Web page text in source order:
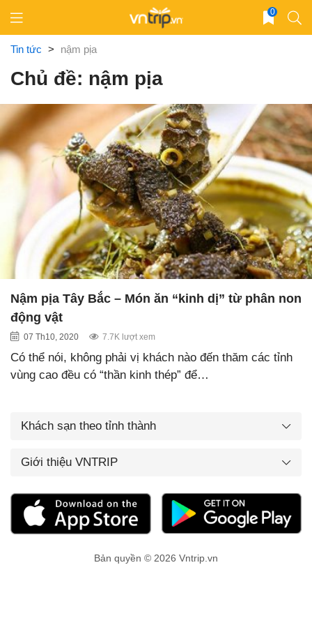
content
0
Tin tức > nậm pịa
Chủ đề: nậm pịa
Nậm pịa Tây Bắc – Món ăn “kinh dị” từ phân non
động vật
07 Th10, 2020 7.7K lượt xem
Có thể nói, không phải vị khách nào đến thăm các tỉnh
vùng cao đều có “thần kinh thép” để…
Khách sạn theo tỉnh thành
Giới thiệu VNTRIP
Bản quyền © 2026 Vntrip.vn